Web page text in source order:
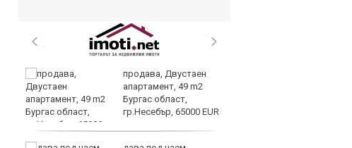
продава, Двустаен
апартамент, 49 m2
Бургас област,
гр.Несебър, 65000 EUR